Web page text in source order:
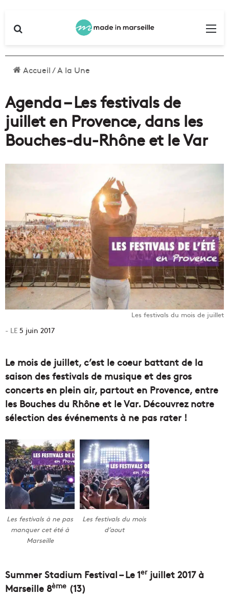
Accueil/A la Une
Agenda – Les festivals de
juillet en Provence, dans les
Bouches-du-Rhône et le Var
Les festivals du mois de juillet
5 juin 2017
Le mois de juillet, c’est le coeur battant de la
saison des festivals de musique et des gros
concerts en plein air, partout en Provence, entre
les Bouches du Rhône et le Var. Découvrez notre
sélection des événements à ne pas rater !
Les festivals à ne pas
manquer cet été à
Marseille
Les festivals du mois
d’aout
Summer Stadium Festival – Le 1erjuillet 2017 à
Marseille 8ème (13)